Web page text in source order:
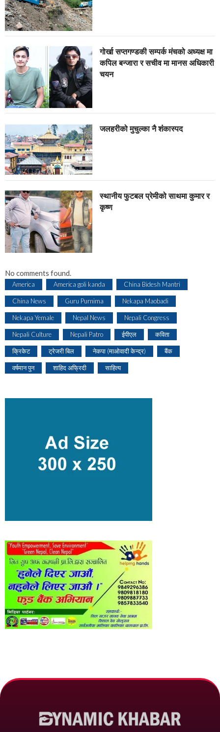
गोर्खा सप्तगण्डकी सम्पर्क मंचको अध्यक्ष मा
कपिल बन्जारा र सचीव मा मानस अधिकारी
चयन
जलहरीको मुचुल्का नै शंंकास्पद
स्थानीय फुटबल प्रेमीको साथमा कुमार र
कृष्ण
No comments found.
America America goli kanda China Bidesh Mantri
China News Guru Purnima Nekapa Maobadi
Nekapa Yemale Nepal News Nepali Congress
Nepali Culture Nepali Patro ईपीएल कविता
क्रिकेट ट्रेजरी बिल नेकपा (माओवादी केन्द्र) बैंक
वर्षमान पुन शाहिद अफ्रिदी साहित्य